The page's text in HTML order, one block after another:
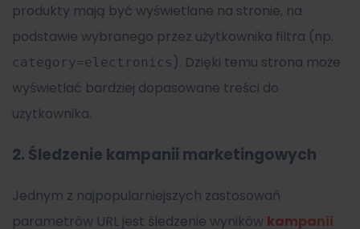
produkty mają być wyświetlane na stronie, na
podstawie wybranego przez użytkownika filtra (np.
category=electronics ). Dzięki temu strona może
wyświetlać bardziej dopasowane treści do
użytkownika.
2. Śledzenie kampanii marketingowych
Jednym z najpopularniejszych zastosowań
parametrów URL jest śledzenie wyników kampanii